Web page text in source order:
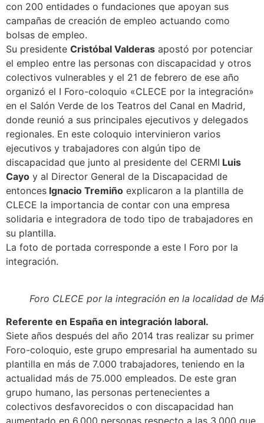
con 200 entidades o fundaciones que apoyan sus
campañas de creación de empleo actuando como
bolsas de empleo.
Su presidente Cristóbal Valderas apostó por potenciar
el empleo entre las personas con discapacidad y otros
colectivos vulnerables y el 21 de febrero de ese año
organizó el I Foro-coloquio «CLECE por la integración»
en el Salón Verde de los Teatros del Canal en Madrid,
donde reunió a sus principales ejecutivos y delegados
regionales. En este coloquio intervinieron varios
ejecutivos y trabajadores con algún tipo de
discapacidad que junto al presidente del CERMI Luis
Cayo y al Director General de la Discapacidad de
entonces Ignacio Tremiño explicaron a la plantilla de
CLECE la importancia de contar con una empresa
solidaria e integradora de todo tipo de trabajadores en
su plantilla.
La foto de portada corresponde a este I Foro por la
integración.
Foro CLECE por la integración en la localidad de
Referente en España en integración laboral.
Siete años después del año 2014 tras realizar su primer
Foro-coloquio, este grupo empresarial ha aumentado su
plantilla en más de 7.000 trabajadores, teniendo en la
actualidad más de 75.000 empleados. De este gran
grupo humano, las personas pertenecientes a
colectivos desfavorecidos o con discapacidad han